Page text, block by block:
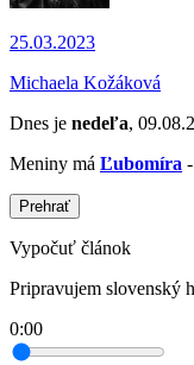
25.03.2023
Michaela Kožáková
Dnes je nedeľa,
Meniny má Ľubomíra
Prehrať
Vypočuť článok
Pripravujem slovenský
0:00